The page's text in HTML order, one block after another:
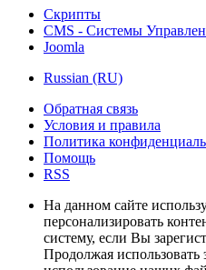
Скрипты
CMS - Системы
Joomla
Russian (RU)
Обратная связь
Условия и правила
Политика
Помощь
RSS
На данном сайте
персонализировать
систему, если Вы
Продолжая использовать